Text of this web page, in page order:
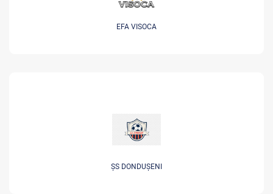
EFA VISOCA
ȘS DONDUȘENI